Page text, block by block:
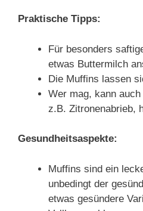
Praktische Tipps:
Für besonders
etwas Buttermilch
Die Muffins lassen
Wer mag, kann
z.B. Zitronenabrieb,
Gesundheitsaspekte:
Muffins sind ein
unbedingt der
etwas gesündere